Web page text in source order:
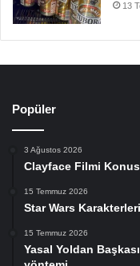
13
Popüler
3 Ağustos 2026
Clayface Filmi
15 Temmuz 2026
Star Wars
15 Temmuz 2026
Yasal Yoldan